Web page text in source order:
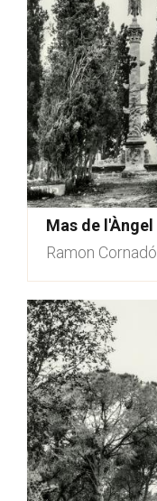
Mas de l'Àngel
Ramon Cornadó